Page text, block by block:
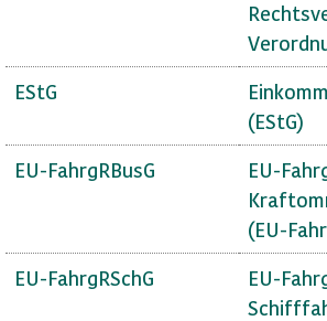
EStG
(EStG)
EU-FahrgRBusG
EU-
(EU-
EU-FahrgRSchG
EU-